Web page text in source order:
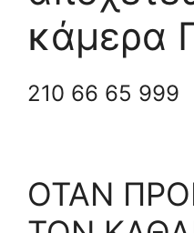
κάμερα
210 66 65 999
ΟΤΑΝ